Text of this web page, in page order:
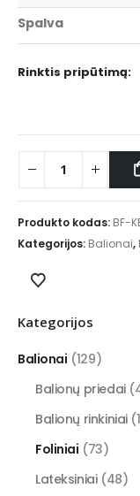
Spalva
Rinktis pripūtimą
Produkto kodas: BF-
Kategorijos: Balionai,
Kategorijos
Balionai (129)
Balionų priedai
Balionų rinkiniai
Foliniai (73)
Lateksiniai (48)